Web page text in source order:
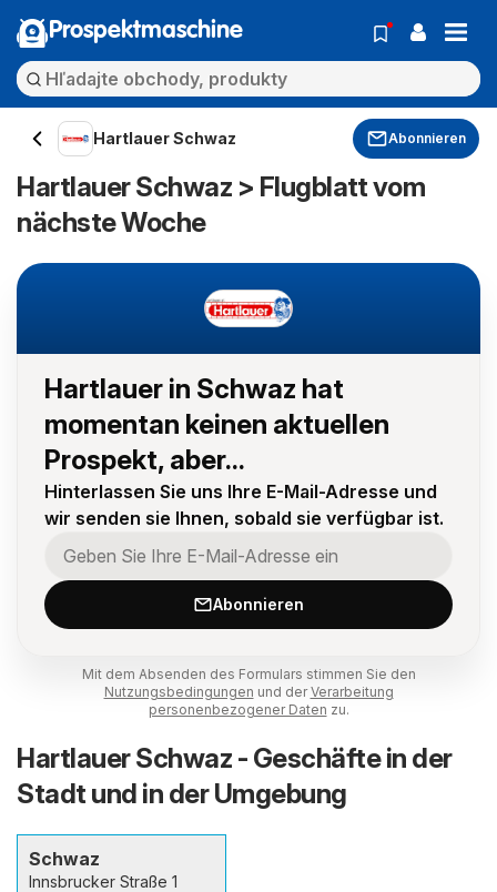
Prospektmaschine
Hartlauer Schwaz Abonnieren
Hartlauer Schwaz > Flugblatt vom
nächste Woche
Hartlauer in Schwaz hat
momentan keinen aktuellen
Prospekt, aber...
Hinterlassen Sie uns Ihre E-Mail-Adresse und
wir senden sie Ihnen, sobald sie verfügbar ist.
Abonnieren
Mit dem Absenden des Formulars stimmen Sie den
Nutzungsbedingungen und derVerarbeitung
personenbezogener Daten zu.
Hartlauer Schwaz - Geschäfte in der
Stadt und in der Umgebung
Schwaz
Innsbrucker Straße 1